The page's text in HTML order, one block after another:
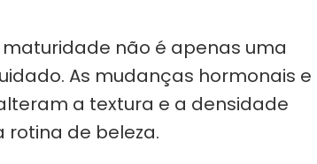
não é apenas uma
As mudanças hormonais e
a textura e a densidade
rotina de beleza.